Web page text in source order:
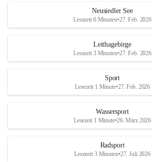
S
und den daraus folgenden wirtschaftlichen
Maßnahmen zur Bekämpfung
Rebe und der Amerikanischen
Anhang VBl. EU Nr. 18
1 Seite•1,4 MB
VBl. EU Nr. 18_2026
r
S
Neusiedler See
Lesezeit 6 Minuten•27. Feb. 2026
Leithagebirge
Lesezeit 3 Minuten•27. Feb. 2026
Sport
Lesezeit 1 Minute•27. Feb. 2026
Wassersport
Lesezeit 1 Minute•26. März 2026
Radsport
Lesezeit 3 Minuten•27. Juli 2026